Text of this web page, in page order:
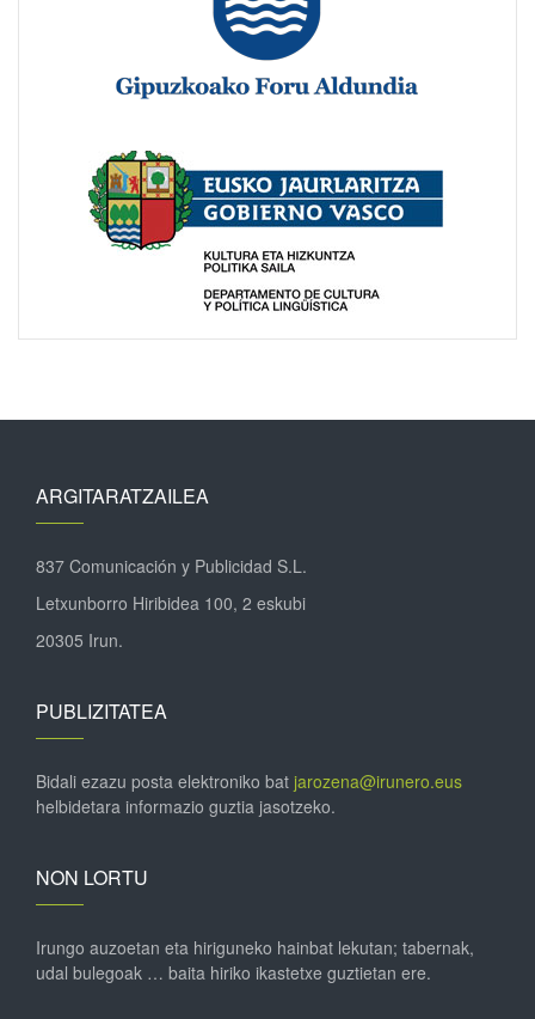
ARGITARATZAILEA
837 Comunicación y Publicidad S.L.
Letxunborro Hiribidea 100, 2 eskubi
20305 Irun.
PUBLIZITATEA
Bidali ezazu posta elektroniko bat jarozena@irunero.eus
helbidetara informazio guztia jasotzeko.
NON LORTU
Irungo auzoetan eta hiriguneko hainbat lekutan; tabernak,
udal bulegoak … baita hiriko ikastetxe guztietan ere.